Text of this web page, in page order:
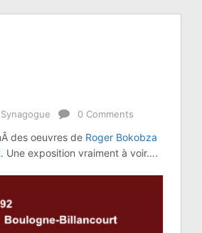
Synagogue 0 Comments
des oeuvres de Roger Bokobza
. Une exposition vraiment à voir….